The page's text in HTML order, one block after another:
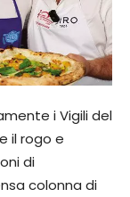
i Vigili del
il rogo e
di
colonna di